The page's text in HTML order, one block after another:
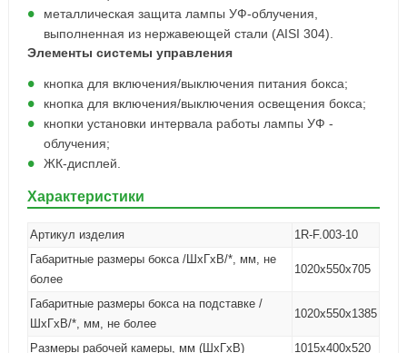
металлическая защита лампы УФ-облучения,
выполненная из нержавеющей стали (AISI 304).
Элементы системы управления
кнопка для включения/выключения питания бокса;
кнопка для включения/выключения освещения бокса;
кнопки установки интервала работы лампы УФ -
облучения;
ЖК-дисплей.
Характеристики
Артикул изделия
1R-F.003-10
Габаритные размеры бокса /ШхГхВ/*, мм, не
более
1020х550х705
Габаритные размеры бокса на подставке /
ШхГхВ/*, мм, не более
1020х550х1385
Размеры рабочей камеры, мм (ШхГхВ)
1015х400х520